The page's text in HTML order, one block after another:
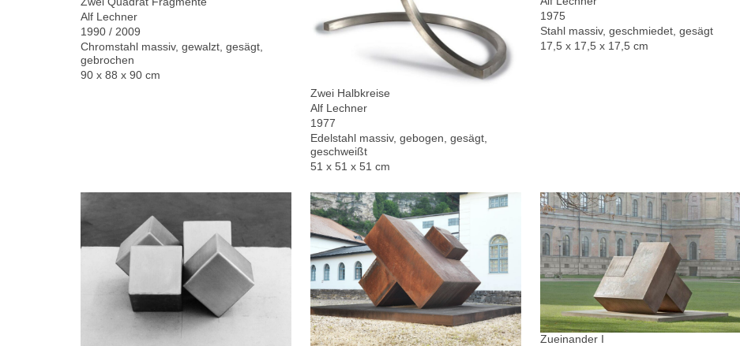
Alf Lechner
1990 / 2009
Chromstahl massiv, gewalzt, gesägt,
gebrochen
90 x 88 x 90 cm
Zwei Halbkreise
Alf Lechner
1977
Edelstahl massiv, gebogen, gesägt,
geschweißt
51 x 51 x 51 cm
1975
Stahl massiv, geschmiedet, gesägt
17,5 x 17,5 x 17,5 cm
Zueinander I